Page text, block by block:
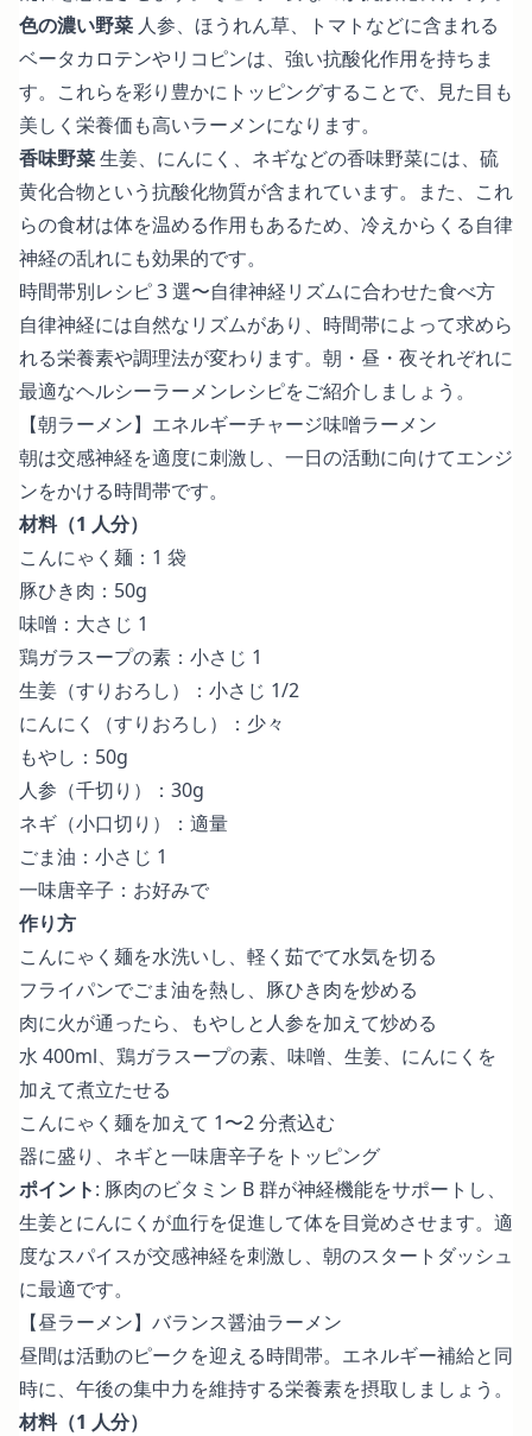
色の濃い野菜 人参、ほうれん草、トマトなどに含まれる
ベータカロテンやリコピンは、強い抗酸化作用を持ちま
す。これらを彩り豊かにトッピングすることで、見た目も
美しく栄養価も高いラーメンになります。
香味野菜生姜、にんにく、ネギなどの香味野菜には、硫
黄化合物という抗酸化物質が含まれています。また、これ
らの食材は体を温める作用もあるため、冷えからくる自律
神経の乱れにも効果的です。
時間帯別レシピ 3 選〜自律神経リズムに合わせた食べ方
自律神経には自然なリズムがあり、時間帯によって求めら
れる栄養素や調理法が変わります。朝・昼・夜それぞれに
最適なヘルシーラーメンレシピをご紹介しましょう。
【朝ラーメン】エネルギーチャージ味噌ラーメン
朝は交感神経を適度に刺激し、一日の活動に向けてエンジ
ンをかける時間帯です。
材料（1 人分）
こんにゃく麺：1 袋
豚ひき肉：50g
味噌：大さじ 1
鶏ガラスープの素：小さじ 1
生姜（すりおろし）：小さじ 1/2
にんにく（すりおろし）：少々
もやし：50g
人参（千切り）：30g
ネギ（小口切り）：適量
ごま油：小さじ 1
一味唐辛子：お好みで
作り方
こんにゃく麺を水洗いし、軽く茹でて水気を切る
フライパンでごま油を熱し、豚ひき肉を炒める
肉に火が通ったら、もやしと人参を加えて炒める
水 400ml、鶏ガラスープの素、味噌、生姜、にんにくを
加えて煮立たせる
こんにゃく麺を加えて 1〜2 分煮込む
器に盛り、ネギと一味唐辛子をトッピング
ポイント: 豚肉のビタミン B 群が神経機能をサポートし、
生姜とにんにくが血行を促進して体を目覚めさせます。適
度なスパイスが交感神経を刺激し、朝のスタートダッシュ
に最適です。
【昼ラーメン】バランス醤油ラーメン
昼間は活動のピークを迎える時間帯。エネルギー補給と同
時に、午後の集中力を維持する栄養素を摂取しましょう。
材料（1 人分）